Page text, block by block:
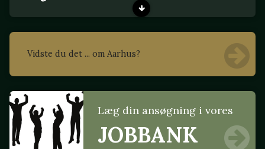
Vidste du det ... om Aarhus?
Læg din ansøgning i vores
JOBBANK